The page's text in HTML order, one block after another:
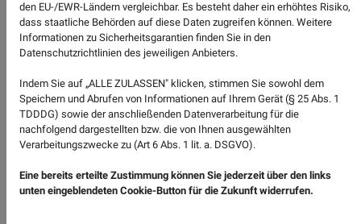
ZURÜCK
den EU-/EWR-Ländern vergleichbar. Es besteht daher ein erhöhtes Risiko,
dass staatliche Behörden auf diese Daten zugreifen können. Weitere
Informationen zu Sicherheitsgarantien finden Sie in den
Datenschutzrichtlinien des jeweiligen Anbieters.
Indem Sie auf „ALLE ZULASSEN" klicken, stimmen Sie sowohl dem
Speichern und Abrufen von Informationen auf Ihrem Gerät (§ 25 Abs. 1
TDDDG) sowie der anschließenden Datenverarbeitung für die
nachfolgend dargestellten bzw. die von Ihnen ausgewählten
Verarbeitungszwecke zu (Art 6 Abs. 1 lit. a. DSGVO).
Eine bereits erteilte Zustimmung können Sie jederzeit über den links
unten eingeblendeten Cookie-Button für die Zukunft widerrufen.